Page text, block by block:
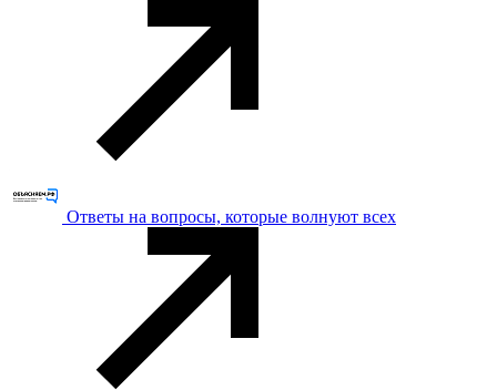
Ответы на вопросы, которые волнуют всех